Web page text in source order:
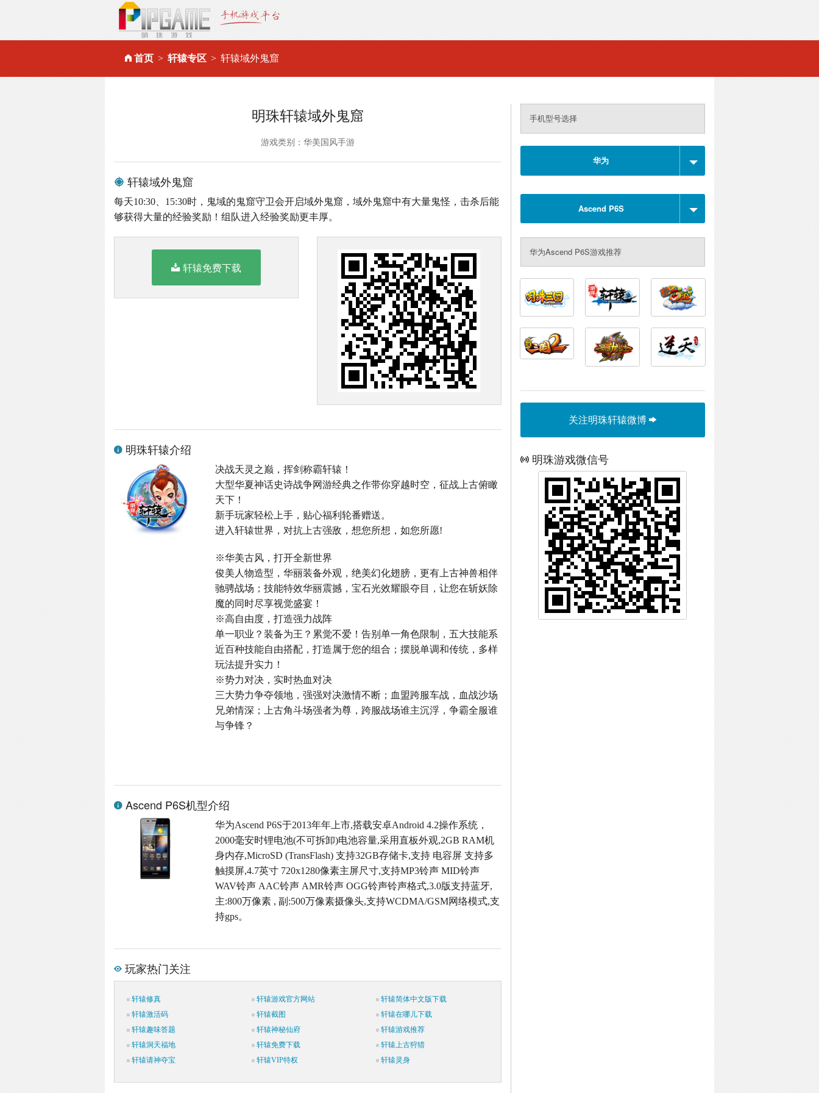
首页 轩辕专区 轩辕域外鬼窟
明珠轩辕域外鬼窟
游戏类别：华美国风手游
轩辕域外鬼窟
每天10:30、15:30时，鬼域的鬼窟守卫会开启域外鬼窟，域外鬼窟中有大量鬼怪，击杀后能
够获得大量的经验奖励！组队进入经验奖励更丰厚。
轩辕免费下载
明珠轩辕介绍
决战天灵之巅，挥剑称霸轩辕！
大型华夏神话史诗战争网游经典之作带你穿越时空，征战上古俯瞰
天下！
新手玩家轻松上手，贴心福利轮番赠送。
进入轩辕世界，对抗上古强敌，想您所想，如您所愿!
※华美古风，打开全新世界
俊美人物造型，华丽装备外观，绝美幻化翅膀，更有上古神兽相伴
驰骋战场；技能特效华丽震撼，宝石光效耀眼夺目，让您在斩妖除
魔的同时尽享视觉盛宴！
※高自由度，打造强力战阵
单一职业？装备为王？累觉不爱！告别单一角色限制，五大技能系
近百种技能自由搭配，打造属于您的组合；摆脱单调和传统，多样
玩法提升实力！
※势力对决，实时热血对决
三大势力争夺领地，强强对决激情不断；血盟跨服车战，血战沙场
兄弟情深；上古角斗场强者为尊，跨服战场谁主沉浮，争霸全服谁
与争锋？
Ascend P6S机型介绍
华为Ascend P6S于2013年年上市,搭载安卓Android 4.2操作系统，
2000毫安时锂电池(不可拆卸)电池容量,采用直板外观,2GB RAM机
身内存,MicroSD (TransFlash) 支持32GB存储卡,支持 电容屏 支持多
触摸屏,4.7英寸 720x1280像素主屏尺寸,支持MP3铃声 MID铃声
WAV铃声 AAC铃声 AMR铃声 OGG铃声铃声格式,3.0版支持蓝牙,
主:800万像素 , 副:500万像素摄像头,支持WCDMA/GSM网络模式,支
持gps。
玩家热门关注
轩辕修真 轩辕游戏官方网站
轩辕简体中文版下载
轩辕激活码
轩辕截图
轩辕在哪儿下载
轩辕趣味答题
轩辕神秘仙府
轩辕游戏推荐
轩辕洞天福地
轩辕免费下载
轩辕上古狩猎
轩辕请神夺宝
轩辕VIP特权 轩辕灵身
手机型号选择
华为
Ascend P6S
华为Ascend P6S游戏推荐
关注明珠轩辕微博
明珠游戏微信号